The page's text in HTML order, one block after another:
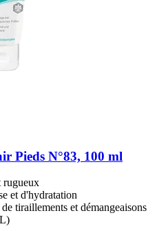
Pieds N°83, 100 ml
rugueux
et d'hydratation
tiraillements et démangeaisons